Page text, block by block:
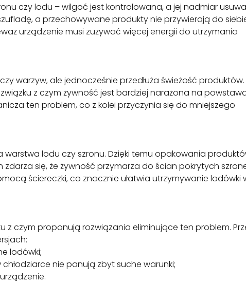
czy lodu – wilgoć jest kontrolowana, a jej nadmiar
a przechowywane produkty nie przywierają do
urządzenie musi zużywać więcej energii do utrzymania
warzyw, ale jednocześnie przedłuża świeżość produktów.
z czym żywność jest bardziej narażona na
ten problem, co z kolei przyczynia się do mniejszego
lodu czy szronu. Dzięki temu opakowania
się, że żywność przymarza do ścian pokrytych
ściereczki, co znacznie ułatwia utrzymywanie lodówki
z czym proponują rozwiązania eliminujące ten problem.
lodówki;
nie panują zbyt suche warunki;